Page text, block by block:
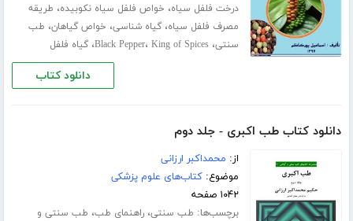
درخت فلفل سیاه، خواص فلفل سیاه نکوبیده، طریقه
مصرف فلفل سیاه،گیاه شناسی، خواص گیاهان، طب
سنتی، Black Pepper، King of Spices ،گیاه فلفل
دانلود کتاب
دانلود کتاب طب اکبری - جلد دوم
از: محمداکبر ارزانی
موضوع:کتاب‌های علوم پزشکی
۱۰۴۲ صفحه
برچسب‌ها: طب سنتی،راهنمای طب، طب سنتی و